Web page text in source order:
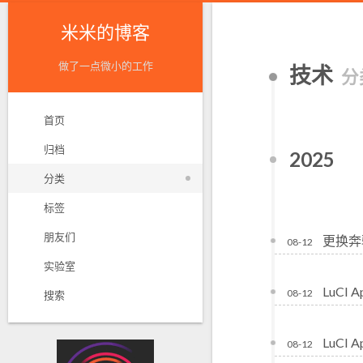
米米的博客
做了一点微小的工作
首页
归档
分类
标签
朋友们
实验室
搜索
技术
2025
08-12 更换
08-12 LuCI
08-12 LuCI